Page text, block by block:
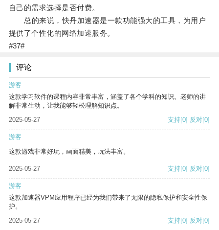
自己的需求选择是否付费。
总的来说，快丹加速器是一款功能强大的工具，为用户
提供了个性化的网络加速服务。
#37#
评论
游客
这款学习软件的课程内容非常丰富，涵盖了各个学科的知识。老师的讲
解非常生动，让我能够轻松理解知识点。
2025-05-27
支持[0] 反对[0]
游客
这款游戏非常好玩，画面精美，玩法丰富。
2025-05-27 支持[0] 反对[0]
游客
这款加速器VPM应用程序已经为我们带来了无限的隐私保护和安全性保
护。
2025-05-27
支持[0] 反对[0]